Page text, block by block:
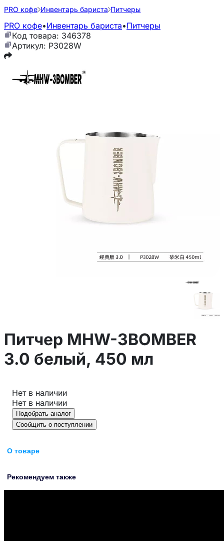
PRO кофе Инвентарь бариста Питчеры
PRO кофе•Инвентарь бариста•Питчеры
Код товара: 346378
Артикул: P3028W
Питчер MHW-3BOMBER
3.0 белый, 450 мл
Нет в наличии
Нет в наличии
Подобрать аналог
Сообщить о поступлении
О товаре
Рекомендуем также